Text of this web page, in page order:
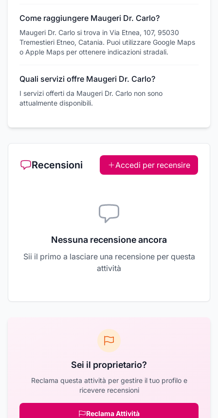
Come raggiungere Maugeri Dr. Carlo?
Maugeri Dr. Carlo si trova in Via Etnea, 107, 95030
Tremestieri Etneo, Catania. Puoi utilizzare Google Maps
o Apple Maps per ottenere indicazioni stradali.
Quali servizi offre Maugeri Dr. Carlo?
I servizi offerti da Maugeri Dr. Carlo non sono
attualmente disponibili.
Recensioni Accedi per recensire
Nessuna recensione ancora
Sii il primo a lasciare una recensione per questa
attività
Sei il proprietario?
Reclama questa attività per gestire il tuo profilo e
ricevere recensioni
Reclama Attività